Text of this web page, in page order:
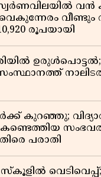
വൻ
വീണ്ടും
രൂപയായി
സംസ്ഥാനത്ത്
കുറഞ്ഞു;
കണ്ടെത്തിയ
പരാതി